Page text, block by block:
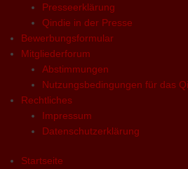
Presseerklärung
Qindie in der Presse
Bewerbungsformular
Mitgliederforum
Abstimmungen
Nutzungsbedingungen für das
Rechtliches
Impressum
Datenschutzerklärung
Startseite